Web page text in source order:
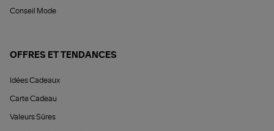
Conseil Mode
OFFRES ET TENDANCES
Idées Cadeaux
Carte Cadeau
Valeurs Sûres